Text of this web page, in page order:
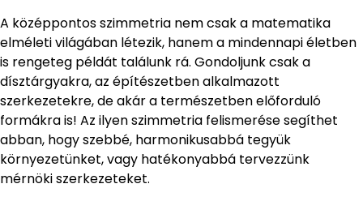
A középpontos szimmetria nem csak a matematika
elméleti világában létezik, hanem a mindennapi életben
is rengeteg példát találunk rá. Gondoljunk csak a
dísztárgyakra, az építészetben alkalmazott
szerkezetekre, de akár a természetben előforduló
formákra is! Az ilyen szimmetria felismerése segíthet
abban, hogy szebbé, harmonikusabbá tegyük
környezetünket, vagy hatékonyabbá tervezzünk
mérnöki szerkezeteket.